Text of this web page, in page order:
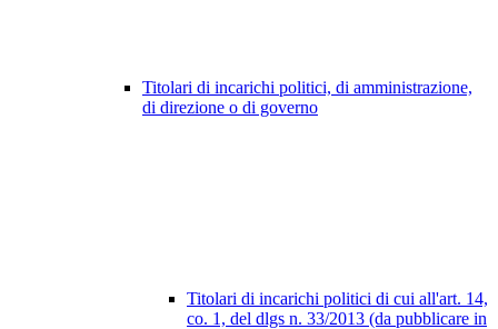
Titolari di incarichi politici, di amministrazione,
di direzione o di governo
Titolari di incarichi politici di cui all'art. 14,
co. 1, del dlgs n. 33/2013 (da pubblicare in